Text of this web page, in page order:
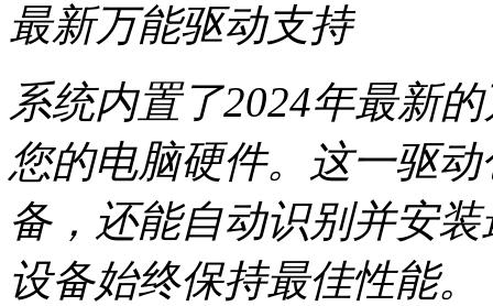
最新万能驱动支持
系统内置了2024年最新
您的电脑硬件。这一驱
备，还能自动识别并安
设备始终保持最佳性能。